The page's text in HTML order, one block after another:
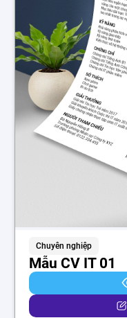
Chuyên nghiệp
Mẫu CV IT 01